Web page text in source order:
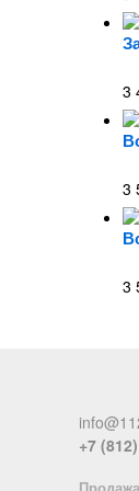
3
3
3
+7